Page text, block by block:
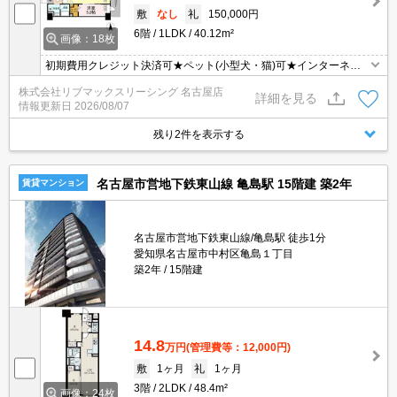
画像：18枚
敷 なし 礼
150,000円
6階
1LDK 40.12m²
初期費用クレジット決済可★ペット(小型犬・猫)可★インターネッ
トWiFi無料★追い炊き機能など設備充実の1LDK♪スーパーが徒歩圏
内にあって便利な立地です！
株式会社リブマックスリーシング 名古屋店
情報更新日 2026/08/07
詳細を見る
残り2件を表示する
賃貸マンション 名古屋市営地下鉄東山線 亀島駅 15階建 築2年
名古屋市営地下鉄東山線/亀島駅 徒歩1分
愛知県名古屋市中村区亀島１丁目
築2年
15階建
画像：24枚
14.8万円(管理費等：12,000円)
敷
1ヶ月 礼
1ヶ月
3階
2LDK 48.4m²